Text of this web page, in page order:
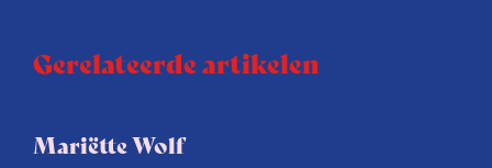
Gerelateerde artikelen
Mariëtte Wolf